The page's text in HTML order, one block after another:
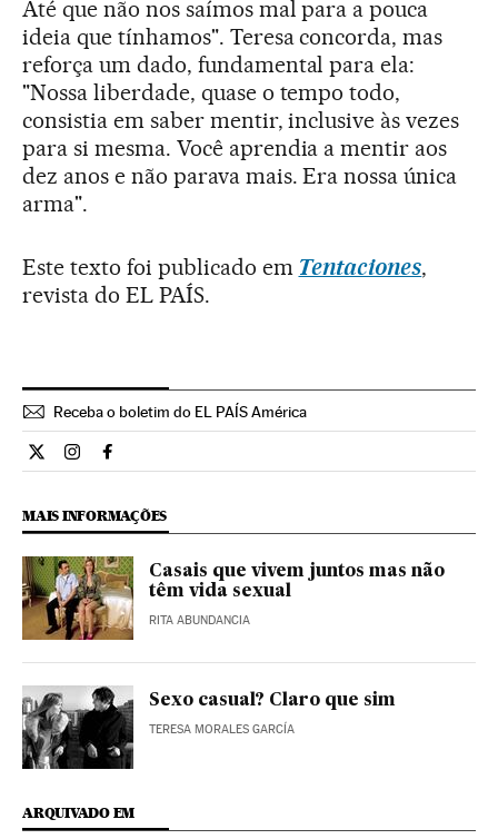
Até que não nos saímos mal para a pouca
ideia que tínhamos". Teresa concorda, mas
reforça um dado, fundamental para ela:
"Nossa liberdade, quase o tempo todo,
consistia em saber mentir, inclusive às vezes
para si mesma. Você aprendia a mentir aos
dez anos e não parava mais. Era nossa única
arma".
Este texto foi publicado em Tentaciones,
revista do EL PAÍS.
Receba o boletim do EL PAÍS América
Estilo El País Brasil en Twitter
Estilo El País Brasil en Instagram
Estilo El País Brasil en Facebook
MAIS INFORMAÇÕES
Casais que vivem juntos mas não
têm vida sexual
RITA ABUNDANCIA
Sexo casual? Claro que sim
TERESA MORALES GARCÍA
ARQUIVADO EM